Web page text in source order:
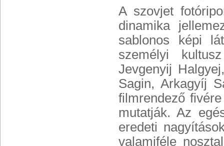
A szovjet
dinamika
sablonos képi
személyi
Jevgenyij
Sagin, Arkagyíj
filmrendező
mutatják. Az
eredeti
valamiféle